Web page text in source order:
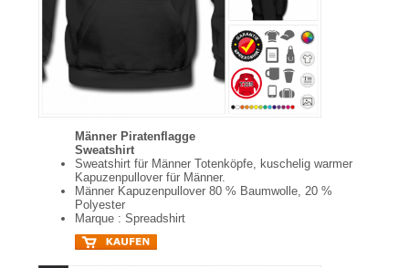
Männer Piratenflagge
Sweatshirt
Sweatshirt für Männer Totenköpfe, kuschelig warmer
Kapuzenpullover für Männer.
Männer Kapuzenpullover 80 % Baumwolle, 20 %
Polyester
Marque : Spreadshirt